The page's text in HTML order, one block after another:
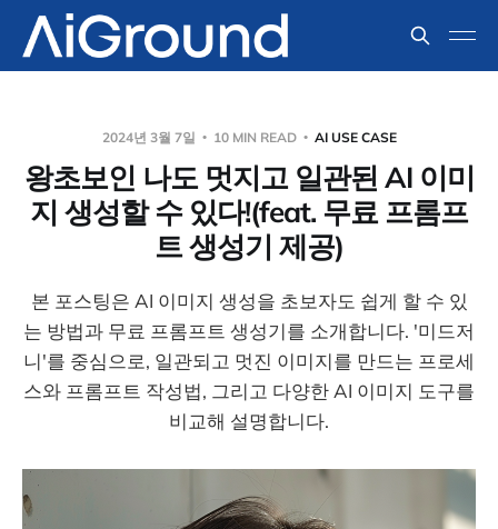
2024년 3월 7일 10 MIN READ AI USE CASE
왕초보인 나도 멋지고 일관된 AI 이미
지 생성할 수 있다!(feat. 무료 프롬프
트 생성기 제공)
본 포스팅은 AI 이미지 생성을 초보자도 쉽게 할 수 있
는 방법과 무료 프롬프트 생성기를 소개합니다. '미드저
니'를 중심으로, 일관되고 멋진 이미지를 만드는 프로세
스와 프롬프트 작성법, 그리고 다양한 AI 이미지 도구를
비교해 설명합니다.